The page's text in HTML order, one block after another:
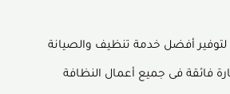
أفضل خدمة تنظيف والصيانة
فائقة فى جميع أعمال النظافة